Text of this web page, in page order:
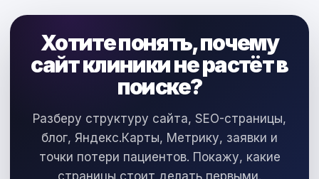
Хотите понять, почему
сайт клиники не растёт в
поиске?
Разберу структуру сайта, SEO-страницы,
блог, Яндекс.Карты, Метрику, заявки и
точки потери пациентов. Покажу, какие
страницы стоит делать первыми.